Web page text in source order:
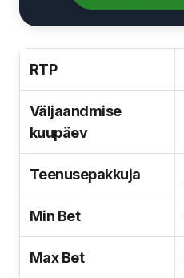
RTP
Väljaandmise
kuupäev
Teenusepakkuja
Min Bet
Max Bet